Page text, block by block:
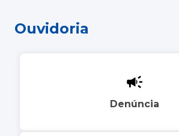
Ouvidoria
Denúncia